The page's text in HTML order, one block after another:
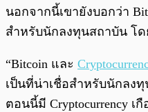
นอกจากนี้เขายังบอกว่า
สำหรับนักลงทุนสถาบัน โด
“Bitcoin และ
เป็นที่น่าเชื่อสำหรับนักลง
ตอนนี้มี Cryptocurrency